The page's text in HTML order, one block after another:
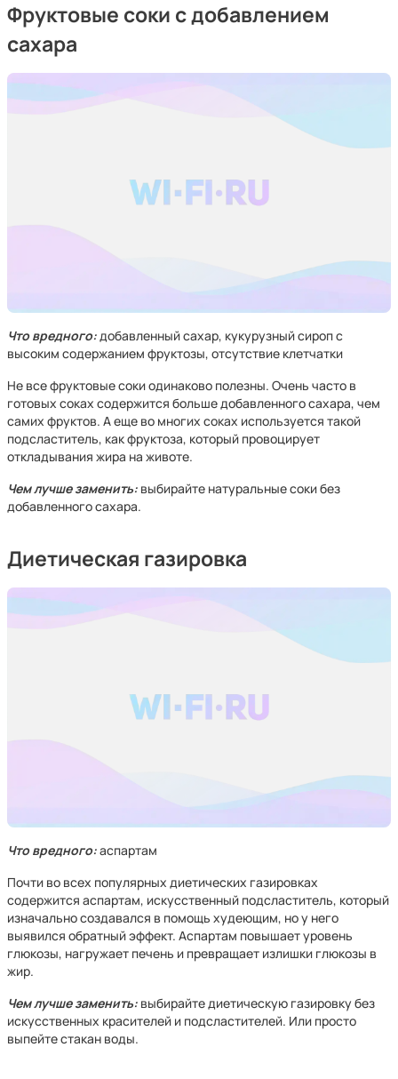
Фруктовые соки с добавлением
сахара
Что вредного:добавленный сахар, кукурузный сироп с
высоким содержанием фруктозы, отсутствие клетчатки
Не все фруктовые соки одинаково полезны. Очень часто в
готовых соках содержится больше добавленного сахара, чем
самих фруктов. А еще во многих соках используется такой
подсластитель, как фруктоза, который провоцирует
откладывания жира на животе.
Чем лучше заменить: выбирайте натуральные соки без
добавленного сахара.
Диетическая газировка
Что вредного:аспартам
Почти во всех популярных диетических газировках
содержится аспартам, искусственный подсластитель, который
изначально создавался в помощь худеющим, но у него
выявился обратный эффект. Аспартам повышает уровень
глюкозы, нагружает печень и превращает излишки глюкозы в
жир.
Чем лучше заменить: выбирайте диетическую газировку без
искусственных красителей и подсластителей. Или просто
выпейте стакан воды.